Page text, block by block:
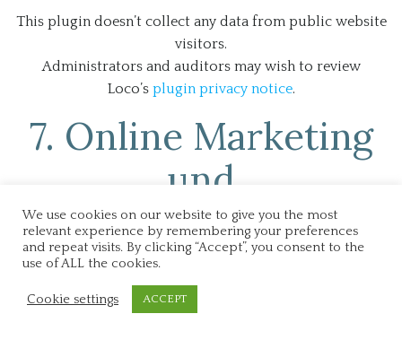
This plugin doesn’t collect any data from public website
visitors.
Administrators and auditors may wish to review
Loco’s plugin privacy notice.
7. Online Marketing
und
Partnerprogramme
Amazon Partnerprogramm
We use cookies on our website to give you the most
relevant experience by remembering your preferences
and repeat visits. By clicking “Accept”, you consent to the
use of ALL the cookies.
Cookie settings ACCEPT